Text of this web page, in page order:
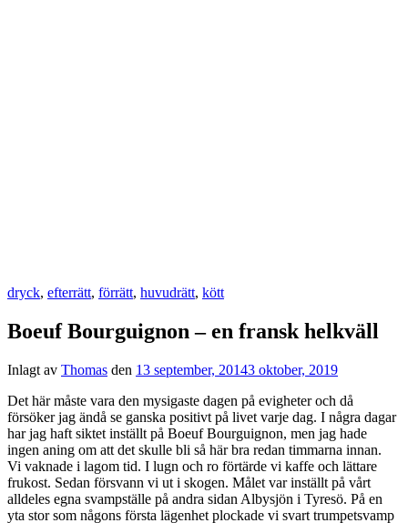
dryck, efterrätt, förrätt, huvudrätt, kött
Boeuf Bourguignon – en fransk helkväll
Inlagt av Thomas den 13 september, 20143 oktober, 2019
Det här måste vara den mysigaste dagen på evigheter och då
försöker jag ändå se ganska positivt på livet varje dag. I några dagar
har jag haft siktet inställt på Boeuf Bourguignon, men jag hade
ingen aning om att det skulle bli så här bra redan timmarna innan.
Vi vaknade i lagom tid. I lugn och ro förtärde vi kaffe och lättare
frukost. Sedan försvann vi ut i skogen. Målet var inställt på vårt
alldeles egna svampställe på andra sidan Albysjön i Tyresö. På en
yta stor som någons första lägenhet plockade vi svart trumpetsvamp